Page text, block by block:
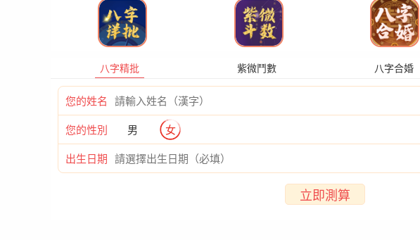
八字精批 紫微鬥數 八字合婚
您的姓名
您的性別 男 女
出生日期
立即測算